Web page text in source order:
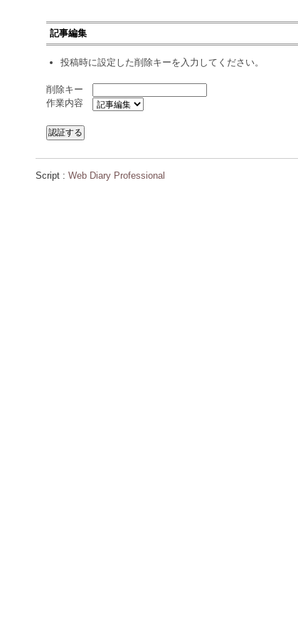
記事編集
投稿時に設定した削除キーを入力してください。
削除キー
作業内容
Script : Web Diary Professional